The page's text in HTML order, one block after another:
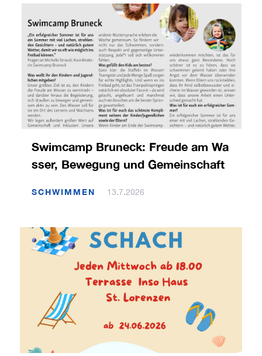
Swimcamp Bruneck: Freude am Wa
sser, Bewegung und Gemeinschaft
SCHWIMMEN 13.7.2026